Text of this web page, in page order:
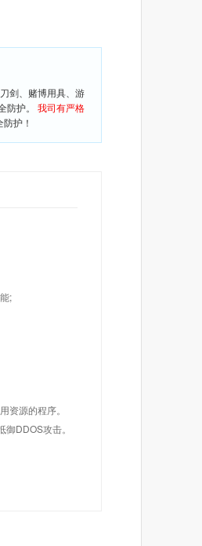
剑、赌博用具、游
防护。 我司有严格
护！
;
源的程序。
DDOS攻击。